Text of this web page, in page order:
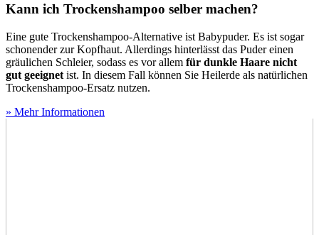
Kann ich Trockenshampoo selber machen?
Eine gute Trockenshampoo-Alternative ist Babypuder. Es ist sogar
schonender zur Kopfhaut. Allerdings hinterlässt das Puder einen
gräulichen Schleier, sodass es vor allem für dunkle Haare nicht
gut geeignet ist. In diesem Fall können Sie Heilerde als natürlichen
Trockenshampoo-Ersatz nutzen.
» Mehr Informationen